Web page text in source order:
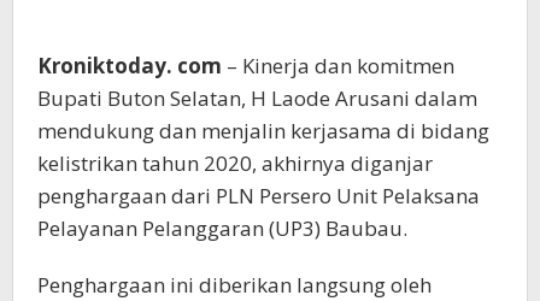
Kroniktoday. com – Kinerja dan komitmen
Bupati Buton Selatan, H Laode Arusani dalam
mendukung dan menjalin kerjasama di bidang
kelistrikan tahun 2020, akhirnya diganjar
penghargaan dari PLN Persero Unit Pelaksana
Pelayanan Pelanggaran (UP3) Baubau.
Penghargaan ini diberikan langsung oleh